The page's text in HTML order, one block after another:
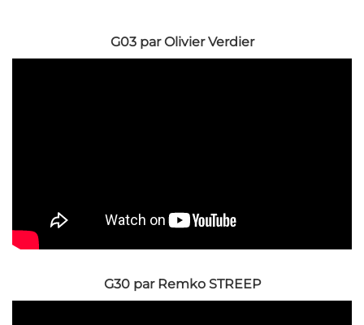
G03 par Olivier Verdier
G30 par Remko STREEP